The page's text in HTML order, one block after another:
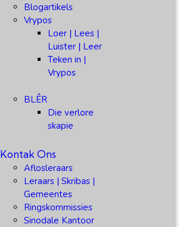
Blogartikels
Vrypos
Loer | Lees |
Luister | Leer
Teken in |
Vrypos
BLÊR
Die verlore
skapie
Kontak Ons
Aflosleraars
Leraars | Skribas |
Gemeentes
Ringskommissies
Sinodale Kantoor